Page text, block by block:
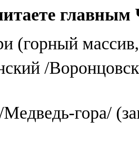
(горный
/
гора/